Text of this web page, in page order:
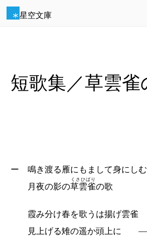
星空文庫
短歌集／草雲雀
ー 鳴き渡る雁にもまして身にし
月夜の影の草雲雀
くさひばり
の歌
霞み分け春を歌うは揚げ雲雀
見上げる雉の遥か頭上に ―